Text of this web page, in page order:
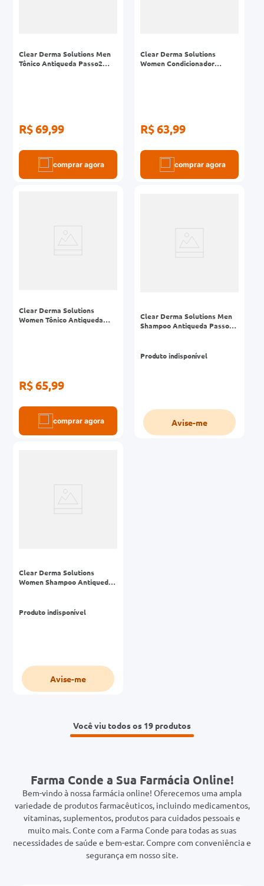
Clear Derma Solutions Men
Tônico Antiqueda Passo2
R$ 69,99
comprar agora
Clear Derma Solutions
Women Condicionador
R$ 63,99
comprar agora
Clear Derma Solutions
Women Tônico Antiqueda
R$ 65,99
comprar agora
Clear Derma Solutions Men
Shampoo Antiqueda Passo1
Produto indisponível
Avise-me
Clear Derma Solutions
Women Shampoo Antiqueda
Produto indisponível
Avise-me
Você viu todos os 19
Farma Conde a Sua Farmácia Online!
Bem-vindo à nossa farmácia online! Oferecemos uma ampla
variedade de produtos farmacêuticos, incluindo medicamentos,
vitaminas, suplementos, produtos para cuidados pessoais e
muito mais. Conte com a Farma Conde para todas as suas
necessidades de saúde e bem-estar. Compre com conveniência e
segurança em nosso site.